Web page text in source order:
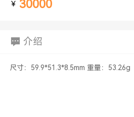
￥ 30000
介绍
尺寸：59.9*51.3*8.5mm 重量：53.26g